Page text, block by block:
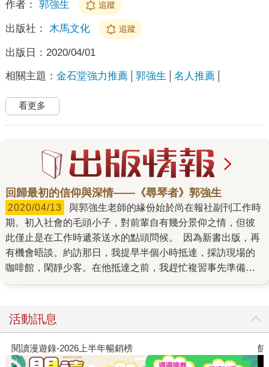
作者： 郭強生 追蹤
出版社： 木馬文化 追蹤
出版日： 2020/04/01
相關主題： 金石堂強力推薦 郭強生 名人推薦
看更多
回歸最初的信仰與深情——《尋琴者》郭強生
2020/04/13
期。初入社會的毛頭小子，對前輩自有幾分景仰之情，但彼
此僅止是在工作時遞茶送水的點頭問候。 因為新書出版，再
有機會晤談。約訪那日，我提早半個小時抵達，採訪現場的
咖啡館，閑靜少客。在他抵達之前，我趕忙複習事先準備好
熾，不拔尖也不低抑的招呼，親切溫軟地傳過來。他彷彿也
把自己的身體當作樂器，緊弛有度拿捏發聲器官，用聲音為
耳朵鋪織一襲絲被，輕巧承托。 郭強生確實有一副好嗓子，
偶然在新書座談聽過他唱歌，共鳴與發聲都有練家子氣口。
活動訊息
閱讀漫遊錄-2026上半年暢銷榜 飢